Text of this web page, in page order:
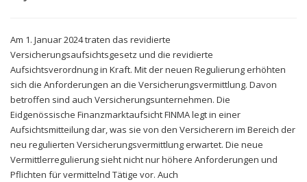
Am 1. Januar 2024 traten das revidierte
Versicherungsaufsichtsgesetz und die revidierte
Aufsichtsverordnung in Kraft. Mit der neuen Regulierung erhöhten
sich die Anforderungen an die Versicherungsvermittlung. Davon
betroffen sind auch Versicherungsunternehmen. Die
Eidgenössische Finanzmarktaufsicht FINMA legt in einer
Aufsichtsmitteilung dar, was sie von den Versicherern im Bereich der
neu regulierten Versicherungsvermittlung erwartet. Die neue
Vermittlerregulierung sieht nicht nur höhere Anforderungen und
Pflichten für vermittelnd Tätige vor. Auch